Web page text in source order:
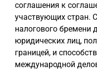
соглашения к
участвующих стран.
налогового бремени
юридических лиц,
границей, и
международной